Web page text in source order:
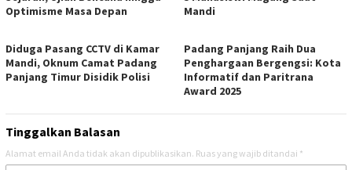
Optimisme Masa Depan
Mandi
Diduga Pasang CCTV di Kamar
Mandi, Oknum Camat Padang
Panjang Timur Disidik Polisi
Padang Panjang Raih Dua
Penghargaan Bergengsi: Kota
Informatif dan Paritrana
Award 2025
Tinggalkan Balasan
Alamat email Anda tidak akan dipublikasikan. Ruas yang wajib ditandai *